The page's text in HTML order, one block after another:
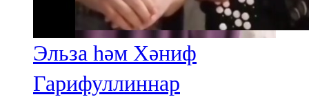
Эльза һәм Хәниф
Гарифуллиннар